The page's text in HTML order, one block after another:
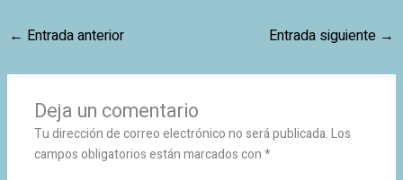
← Entrada anterior Entrada siguiente →
Deja un comentario
Tu dirección de correo electrónico no será publicada.Los
campos obligatorios están marcados con*